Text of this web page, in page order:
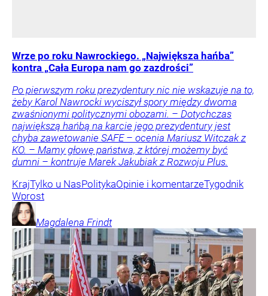
Wrze po roku Nawrockiego. „Największa hańba”
kontra „Cała Europa nam go zazdrości”
Po pierwszym roku prezydentury nic nie wskazuje na to,
żeby Karol Nawrocki wyciszył spory między dwoma
zwaśnionymi politycznymi obozami. – Dotychczas
największą hańbą na karcie jego prezydentury jest
chyba zawetowanie SAFE – ocenia Mariusz Witczak z
KO. – Mamy głowę państwa, z której możemy być
dumni – kontruje Marek Jakubiak z Rozwoju Plus.
KrajTylko u NasPolitykaOpinie i komentarzeTygodnik
Wprost
Magdalena Frindt